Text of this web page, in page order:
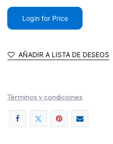
Login for Price
AÑADIR A LISTA DE DESEOS
Términos y condiciones